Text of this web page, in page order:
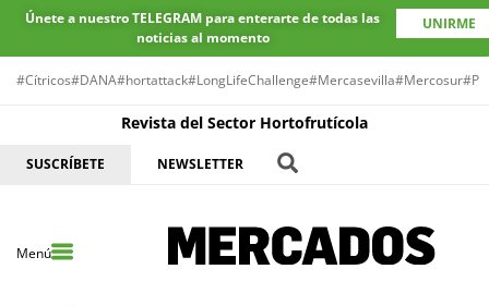
Únete a nuestro TELEGRAM para enterarte de todas las
noticias al momento
UNIRME
#Cítricos#DANA#hortattack#LongLifeChallenge#Mercasevilla#Mercosur
Revista del Sector Hortofrutícola
SUSCRÍBETE NEWSLETTER
Menú